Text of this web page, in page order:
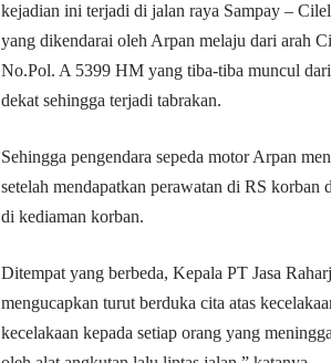
kejadian ini terjadi di jalan raya Sampay –
yang dikendarai oleh Arpan melaju dari arah
No.Pol. A 5399 HM yang tiba-tiba muncul
dekat sehingga terjadi tabrakan.
Sehingga pengendara sepeda motor Arpan
setelah mendapatkan perawatan di RS
di kediaman korban.
Ditempat yang berbeda, Kepala PT Jasa
mengucapkan turut berduka cita atas
kecelakaan kepada setiap orang yang